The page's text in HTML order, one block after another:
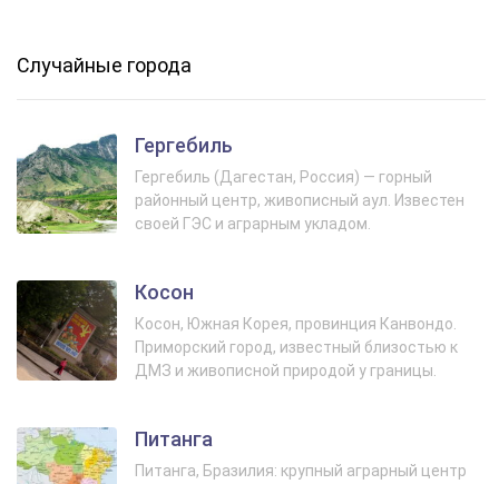
Случайные города
Гергебиль
Гергебиль (Дагестан, Россия) — горный
районный центр, живописный аул. Известен
своей ГЭС и аграрным укладом.
Косон
Косон, Южная Корея, провинция Канвондо.
Приморский город, известный близостью к
ДМЗ и живописной природой у границы.
Питанга
Питанга, Бразилия: крупный аграрный центр